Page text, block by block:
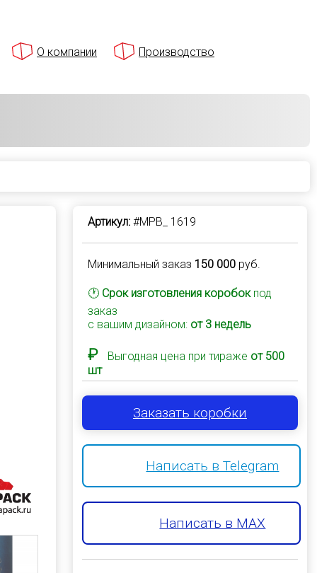
О компании
Производство
Артикул:#MPB_ 1619
Минимальный заказ 150 000руб.
🕐 Срок изготовления коробокпод
заказ
с вашим дизайном: от 3 недель
₽ Выгодная цена при тираже от 500
шт
Заказать коробки
Написать в Telegram
Написать в MAX